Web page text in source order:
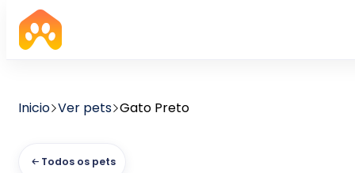
Inicio Ver pets Gato Preto
Todos os pets